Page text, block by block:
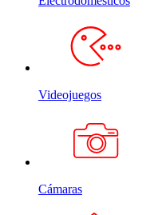
Videojuegos
Cámaras